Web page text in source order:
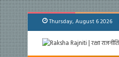
Thursday, August 6 2026